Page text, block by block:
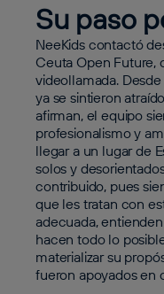
Su paso
NeeKids contactó
Ceuta Open Future,
videollamada.
ya se sintieron
afirman, el equipo
profesionalismo y
llegar a un lugar de
solos y
contribuido, pues
que les tratan con
adecuada,
hacen todo lo
materializar su
fueron apoyados en